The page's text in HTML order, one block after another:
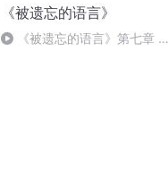
《被遗忘的语言》
《被遗忘的语言》第七章 神